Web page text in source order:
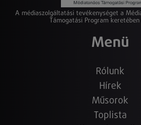
A médiaszolgáltatási tevékenységet a
Támogatási Program
Menü
Rólunk
Hírek
Műsorok
Toplista